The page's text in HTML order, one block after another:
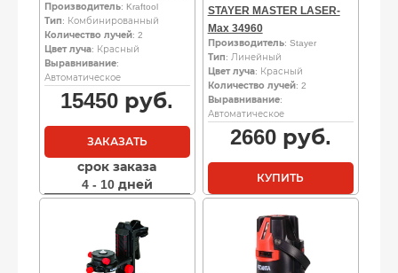
Производитель: Kraftool
Тип: Комбинированный
Количество лучей: 2
Цвет луча: Красный
Выравнивание:
Автоматическое
15450 руб.
ЗАКАЗАТЬ
срок заказа
4 - 10 дней
STAYER MASTER LASER-
Max 34960
Производитель: Stayer
Тип: Линейный
Цвет луча: Красный
Количество лучей: 2
Выравнивание:
Автоматическое
2660руб.
КУПИТЬ